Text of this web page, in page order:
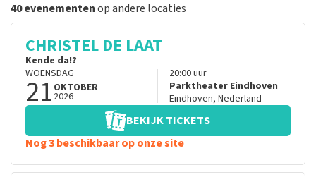
40 evenementenop andere locaties
CHRISTEL DE LAAT
Kende da!?
WOENSDAG
21 OKTOBER
2026
20:00uur
Parktheater Eindhoven
Eindhoven, Nederland
BEKIJK TICKETS
Nog 3 beschikbaar op onze site